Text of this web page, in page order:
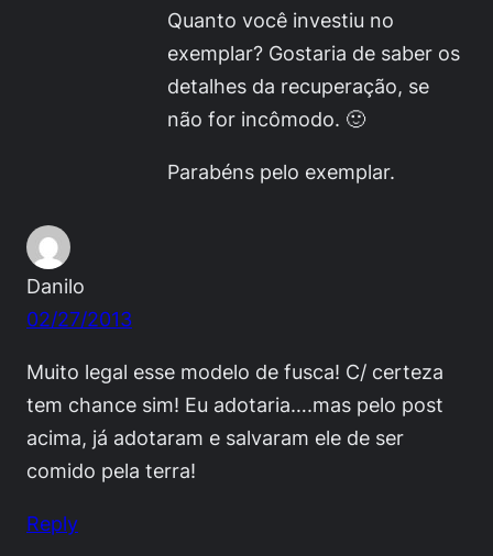
Quanto você investiu no
exemplar? Gostaria de saber os
detalhes da recuperação, se
não for incômodo. 🙂
Parabéns pelo exemplar.
Danilo
02/27/2013
Muito legal esse modelo de fusca! C/ certeza
tem chance sim! Eu adotaria….mas pelo post
acima, já adotaram e salvaram ele de ser
comido pela terra!
Reply